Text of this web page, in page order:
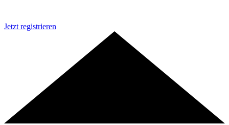
Jetzt registrieren